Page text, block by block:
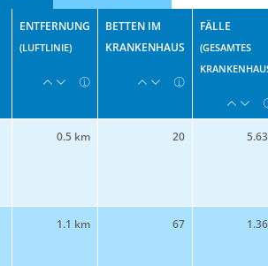
ENTFERNUNG
(LUFTLINIE)
BETTEN IM
KRANKENHAUS
FÄLLE
(GESAMTES
0.5 km 20
1.1 km 67